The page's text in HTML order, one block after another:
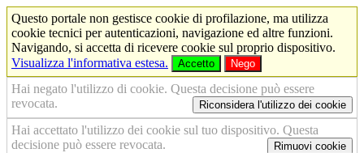
Questo portale non gestisce cookie di profilazione, ma utilizza
cookie tecnici per autenticazioni, navigazione ed altre funzioni.
Navigando, si accetta di ricevere cookie sul proprio dispositivo.
Visualizza l'informativa estesa.
Accetto Nego
Hai negato l'utilizzo di cookie. Questa decisione può essere
revocata.
Riconsidera l'utilizzo dei cookie
Hai accettato l'utilizzo dei cookie sul tuo dispositivo. Questa
decisione può essere revocata.
Rimuovi cookie